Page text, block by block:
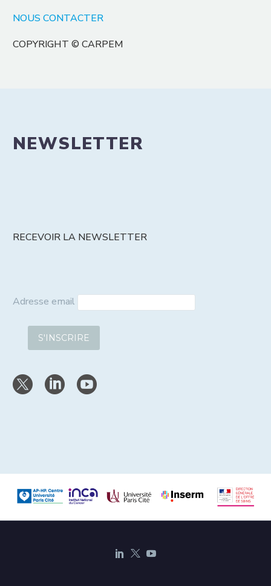
NOUS CONTACTER
COPYRIGHT © CARPEM
NEWSLETTER
RECEVOIR LA NEWSLETTER
Adresse email